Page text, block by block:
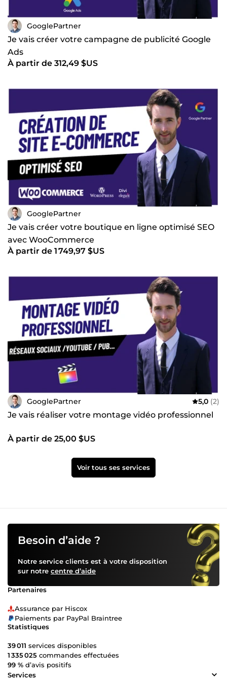
GooglePartner
Je vais créer votre campagne de publicité Google
Ads
À partir de 312,49 $US
GooglePartner
Je vais créer votre boutique en ligne optimisé SEO
avec WooCommerce
À partir de 1 749,97 $US
GooglePartner 5,0 (2)
Je vais réaliser votre montage vidéo professionnel
À partir de 25,00 $US
Voir tous ses services
Besoin d’aide ?
Notre service clients est à votre disposition
sur notre centre d’aide
Partenaires
Assurance par Hiscox
Paiements par PayPal Braintree
Statistiques
39 011 services disponibles
1 335 025 commandes effectuées
99 % d’avis positifs
Services